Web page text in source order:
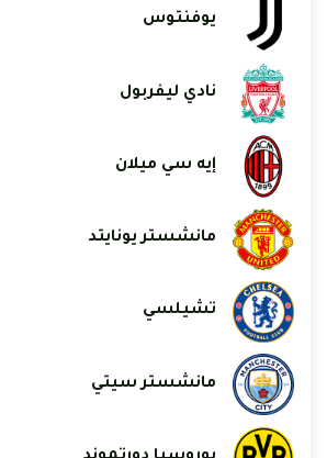
يوفنتوس
نادي ليفربول
إيه سي ميلان
مانشستر يونايتد
تشيلسي
مانشستر سيتي